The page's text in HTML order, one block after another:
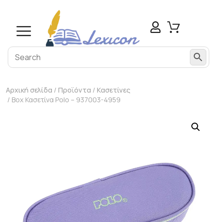
Αρχική σελίδα / Προϊόντα / Κασετίνες
/ Box Κασετίνα Polo – 937003-4959